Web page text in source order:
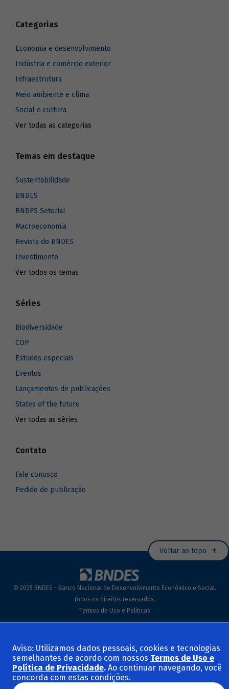
Categorias
Economia e desenvolvimento
Indústria e comércio exterior
Infraestrutura
Meio ambiente e clima
Social e cultura
Ver todas as categorias
Temas em destaque
Sustentabilidade
BNDES
BNDES Setorial
Macroeconomia
Revista do BNDES
Investimento
Ver todos os temas
Séries
Biodiversidade
COP
Estudos especiais
Eventos
Lançamentos de publicações
States of the future
Ver todas as séries
Contato
Fale conosco
Pedido de publicação
Voltar ao topo
© 2025 BNDES - Banco Nacional de Desenvolvimento Econômico e Social.
Todos os direitos reservados.
Termos de Uso e Políticas
Aviso: Utilizamos dados pessoais, cookies e tecnologias
semelhantes de acordo com nossos Termos de Uso e
Política de Privacidade. Ao continuar navegando, você
concorda com estas condições.